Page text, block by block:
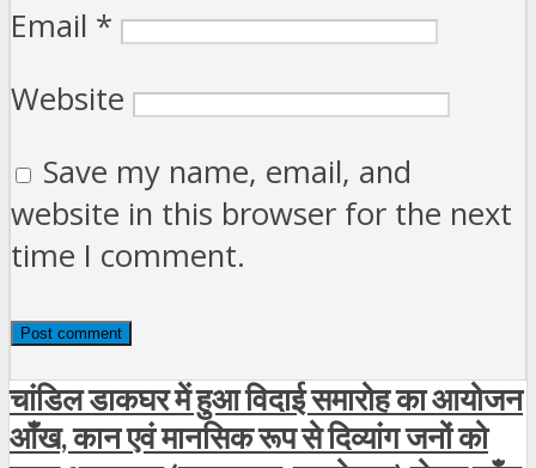
Email *
Website
Save my name, email, and
website in this browser for the next
time I comment.
चांडिल डाकघर में हुआ विदाई समारोह का आयोजन
आँख, कान एवं मानसिक रूप से दिव्यांग जनों को